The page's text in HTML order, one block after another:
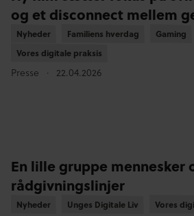
og et disconnect mellem
Nyheder
Nyheder Familiens hverdag
Familiens hverdag Gaming
Gaming
Vores digitale praksis
Vores digitale praksis
Presse 22.04.2026
En lille gruppe mennesker
rådgivningslinjer
Nyheder
Nyheder Unges Digitale Liv
Unges Digitale Liv Vores
Vores